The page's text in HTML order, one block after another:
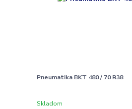
Pneumatika BKT 480 / 70 R38
Skladom